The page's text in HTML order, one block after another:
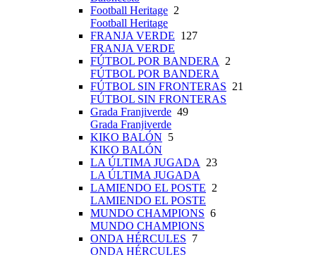
Football Heritage 2
Football Heritage
FRANJA VERDE 127
FRANJA VERDE
FÚTBOL POR BANDERA
2
FÚTBOL POR BANDERA
FÚTBOL SIN FRONTERAS 21
FÚTBOL SIN FRONTERAS
Grada Franjiverde 49
Grada Franjiverde
KIKO BALÓN 5
KIKO BALÓN
LA ÚLTIMA JUGADA
23
LA ÚLTIMA JUGADA
LAMIENDO EL POSTE 2
LAMIENDO EL POSTE
MUNDO CHAMPIONS 6
MUNDO CHAMPIONS
ONDA HÉRCULES 7
ONDA HÉRCULES